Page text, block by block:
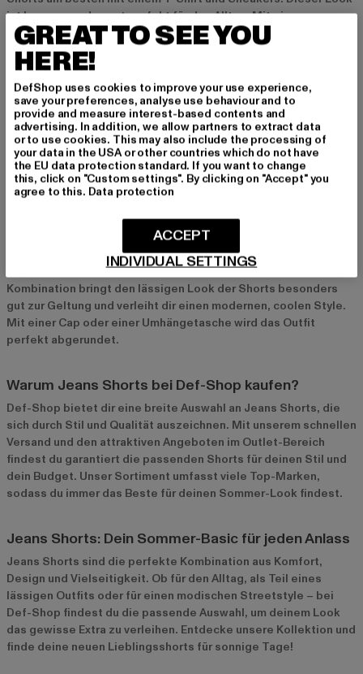
ist bequem und passt perfekt für den Alltag. Mit einer
Sonnenbrille und einem Rucksack bringst du zusätzlich eine
coole Note in dein Outfit.
Sommerlicher Chic mit Bluse und Sandalen
Ein schicker Sommerlook gelingt dir mit einer leichten Bluse
und Sandalen zu deinen Jeans Shorts. Dieser Style ist ideal für
warme Tage und bringt eine feminine Note in dein Outfit.
Besonders gut passen dazu schlichte Accessoires wie eine
Tasche oder ein dezentes Armband.
Streetstyle mit Oversized-Hoodie und Boots
Für einen urbanen Streetstyle kombinierst du deine Jeans
Shorts mit einem Oversized-Hoodie und Boots. Diese
Kombination bringt den lässigen Look der Shorts besonders
gut zur Geltung und verleiht dir einen modernen, coolen Style.
Mit einer Cap oder einer Umhängetasche wird das Outfit
perfekt abgerundet.
Warum Jeans Shorts bei Def-Shop kaufen?
Def-Shop bietet dir eine breite Auswahl an Jeans Shorts, die
sich durch Stil und Qualität auszeichnen. Mit unserem schnellen
Versand und den attraktiven Angeboten im Outlet-Bereich
findest du garantiert die passenden Shorts für deinen Stil und
dein Budget. Unser Sortiment umfasst viele Top-Marken,
sodass du immer das Beste für deinen Sommer-Look findest.
Jeans Shorts: Dein Sommer-Basic für jeden Anlass
Jeans Shorts sind die perfekte Kombination aus Komfort,
Design und Vielseitigkeit. Ob für den Alltag, als Teil eines
lässigen Outfits oder für einen modischen Streetstyle – bei
Def-Shop findest du die passende Auswahl, um deinem Look
das gewisse Extra zu verleihen. Entdecke unsere Kollektion und
finde deine neuen Lieblingsshorts für sonnige Tage!
GREAT TO SEE YOU
HERE!
DefShop uses cookies to improve your use experience,
save your preferences, analyse use behaviour and to
provide and measure interest-based contents and
advertising. In addition, we allow partners to extract data
or to use cookies. This may also include the processing of
your data in the USA or other countries which do not have
the EU data protection standard. If you want to change
this, click on "Custom settings". By clicking on "Accept" you
agree to this. Data protection
INDIVIDUAL SETTINGS
ACCEPT